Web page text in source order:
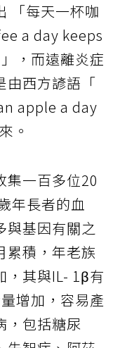
「每天一杯咖
a day keeps
，而遠離炎症
由西方諺語「
apple a day
。
集一百多位20
年長者的血
與基因有關之
累積，年老族
，其與IL- 1β有
增加，容易產
，包括糖尿